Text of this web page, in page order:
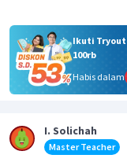
Ikuti Tryout
100rb
Habis dalam
I. Solichah
Master Teacher